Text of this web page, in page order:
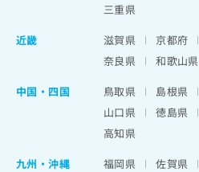
三重県
近畿
滋賀県 京都府
奈良県
和歌山県
中国・四国
鳥取県 島根県
山口県
徳島県
高知県
九州・沖縄
福岡県 佐賀県